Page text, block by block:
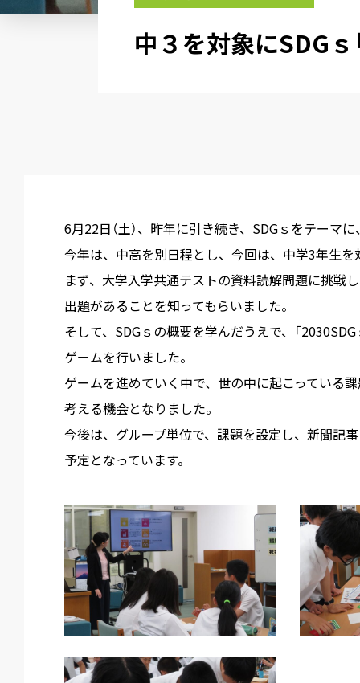
中３を対象にSDGｓ
6月22日（土）、昨年に引き続き、SDGｓをテーマ
今年は、中高を別日程とし、今回は、中学3年生
まず、大学入学共通テストの資料読解問題に挑戦
出題があることを知ってもらいました。
そして、SDGｓの概要を学んだうえで、「
ゲームを行いました。
ゲームを進めていく中で、世の中に起こっている
考える機会となりました。
今後は、グループ単位で、課題を設定し、新聞記
予定となっています。